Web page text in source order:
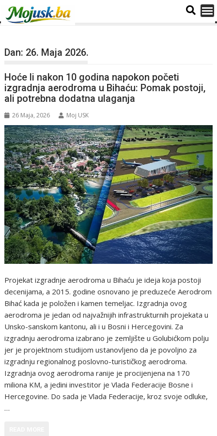
Dan: 26. Maja 2026.
Hoće li nakon 10 godina napokon početi
izgradnja aerodroma u Bihaću: Pomak postoji,
ali potrebna dodatna ulaganja
26 Maja, 2026 Moj USK
Projekat izgradnje aerodroma u Bihaću je ideja koja postoji
decenijama, a 2015. godine osnovano je preduzeće Aerodrom
Bihać kada je položen i kamen temeljac. Izgradnja ovog
aerodroma je jedan od najvažnijih infrastrukturnih projekata u
Unsko-sanskom kantonu, ali i u Bosni i Hercegovini. Za
izgradnju aerodroma izabrano je zemljište u Golubićkom polju
jer je projektnom studijom ustanovljeno da je povoljno za
izgradnju regionalnog poslovno-turističkog aerodroma.
Izgradnja ovog aerodroma ranije je procijenjena na 170
miliona KM, a jedini investitor je Vlada Federacije Bosne i
Hercegovine. Do sada je Vlada Federacije, kroz svoje odluke,
…